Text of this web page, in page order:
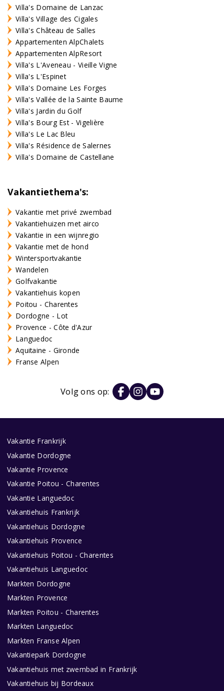
Villa's Domaine de Lanzac
Villa's Village des Cigales
Villa's Château de Salles
Appartementen AlpChalets
Appartementen AlpResort
Villa's L'Aveneau - Vieille Vigne
Villa's L'Espinet
Villa's Domaine Les Forges
Villa's Vallée de la Sainte Baume
Villa's Jardin du Golf
Villa's Bourg Est - Vigelière
Villa's Le Lac Bleu
Villa's Résidence de Salernes
Villa's Domaine de Castellane
Vakantiethema's:
Vakantie met privé zwembad
Vakantiehuizen met airco
Vakantie in een wijnregio
Vakantie met de hond
Wintersportvakantie
Wandelen
Golfvakantie
Vakantiehuis kopen
Poitou - Charentes
Dordogne - Lot
Provence - Côte d'Azur
Languedoc
Aquitaine - Gironde
Franse Alpen
Volg ons op:
Vakantie Frankrijk
Vakantie Dordogne
Vakantie Provence
Vakantie Poitou - Charentes
Vakantie Languedoc
Vakantiehuis Frankrijk
Vakantiehuis Dordogne
Vakantiehuis Provence
Vakantiehuis Poitou - Charentes
Vakantiehuis Languedoc
Markten Dordogne
Markten Provence
Markten Poitou - Charentes
Markten Languedoc
Markten Franse Alpen
Vakantiepark Dordogne
Vakantiehuis met zwembad in Frankrijk
Vakantiehuis bij Bordeaux